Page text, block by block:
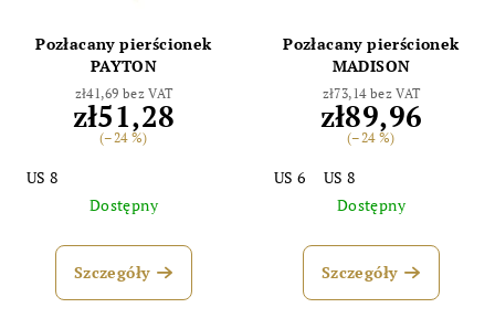
Pozłacany pierścionek
PAYTON
zł41,69 bez VAT
zł51,28
(–24 %)
US 8
Dostępny
Szczegóły
Pozłacany pierścionek
MADISON
zł73,14 bez VAT
zł89,96
(–24 %)
US 6
US 8
Dostępny
Szczegóły